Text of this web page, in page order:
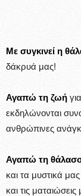
Με συγκινεί η
δάκρυά μας!
Αγαπώ τη ζωή
εκδηλώνονται
ανθρώπινες
Αγαπώ τη
και τα μυστικά
και τις